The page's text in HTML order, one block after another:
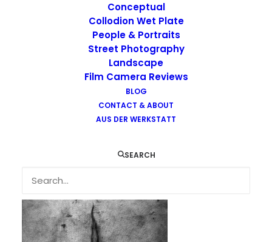
Conceptual
Collodion Wet Plate
People & Portraits
Street Photography
Landscape
Film Camera Reviews
BLOG
CONTACT & ABOUT
AUS DER WERKSTATT
SEARCH
Images tagged "austrian-gothic"
Images tagged "austrian-gothic"
…